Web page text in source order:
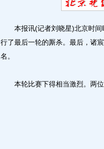
本报讯(记者刘晓星)北京时间
行了最后一轮的厮杀。最后，诸
名。
本轮比赛下得相当激烈。两位